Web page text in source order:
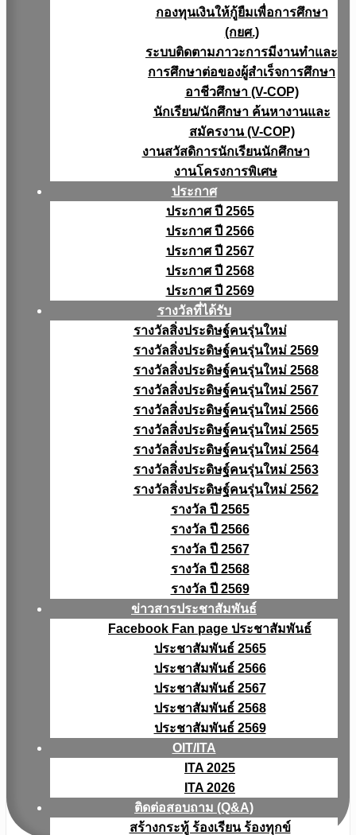
กองทุนเงินให้กู้ยืมเพื่อการศึกษา
(กยศ.)
ระบบติดตามภาวะการมีงานทำและ
การศึกษาต่อของผู้สำเร็จการศึกษา
อาชีวศึกษา (V-COP)
นักเรียน/นักศึกษา ค้นหางานและ
สมัครงาน (V-COP)
งานสวัสดิการนักเรียนนักศึกษา
งานโครงการพิเศษ
ประกาศ
ประกาศ ปี 2565
ประกาศ ปี 2566
ประกาศ ปี 2567
ประกาศ ปี 2568
ประกาศ ปี 2569
รางวัลที่ได้รับ
รางวัลสิ่งประดิษฐ์คนรุ่นใหม่
รางวัลสิ่งประดิษฐ์คนรุ่นใหม่ 2569
รางวัลสิ่งประดิษฐ์คนรุ่นใหม่ 2568
รางวัลสิ่งประดิษฐ์คนรุ่นใหม่ 2567
รางวัลสิ่งประดิษฐ์คนรุ่นใหม่ 2566
รางวัลสิ่งประดิษฐ์คนรุ่นใหม่ 2565
รางวัลสิ่งประดิษฐ์คนรุ่นใหม่ 2564
รางวัลสิ่งประดิษฐ์คนรุ่นใหม่ 2563
รางวัลสิ่งประดิษฐ์คนรุ่นใหม่ 2562
รางวัล ปี 2565
รางวัล ปี 2566
รางวัล ปี 2567
รางวัล ปี 2568
รางวัล ปี 2569
ข่าวสารประชาสัมพันธ์
Facebook Fan page ประชาสัมพันธ์
ประชาสัมพันธ์ 2565
ประชาสัมพันธ์ 2566
ประชาสัมพันธ์ 2567
ประชาสัมพันธ์ 2568
ประชาสัมพันธ์ 2569
OIT/ITA
ITA 2025
ITA 2026
ติดต่อสอบถาม (Q&A)
สร้างกระทู้ ร้องเรียน ร้องทุกข์